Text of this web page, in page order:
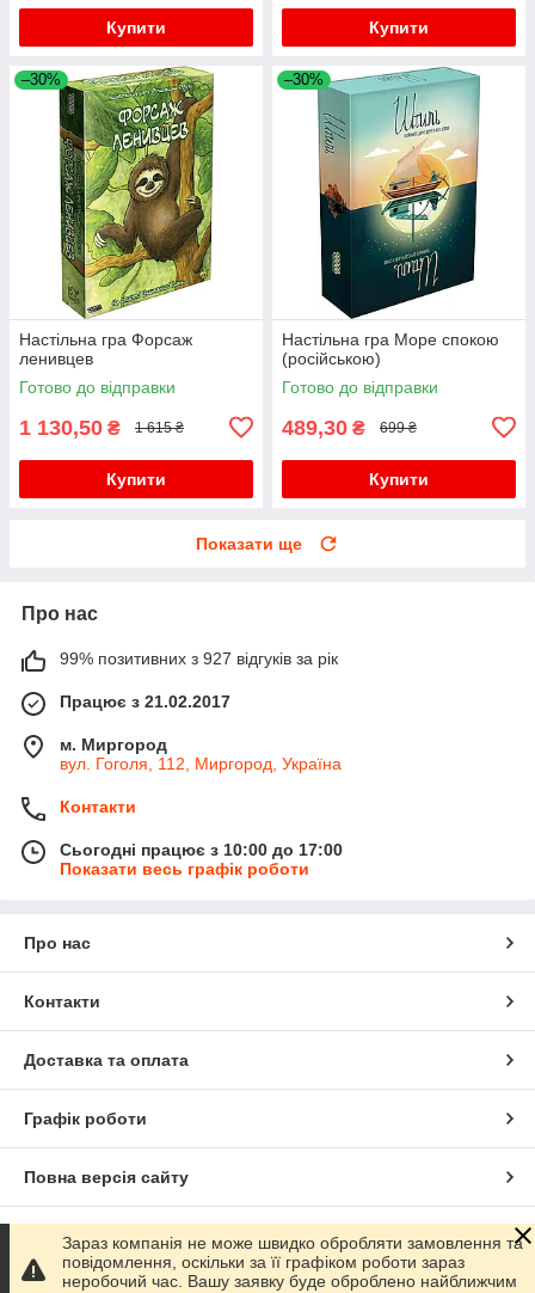
Купити Купити
–30%
Настільна гра Форсаж
ленивцев
Готово до відправки
1 130,50 ₴ 1 615 ₴
Купити
–30%
Настільна гра Море спокою
(російською)
Готово до відправки
489,30 ₴ 699 ₴
Купити
Показати ще
Про нас
99% позитивних з 927 відгуків за рік
Працює з 21.02.2017
м. Миргород
вул. Гоголя, 112, Миргород, Україна
Контакти
Сьогодні працює з 10:00 до 17:00
Показати весь графік роботи
Про нас
Контакти
Доставка та оплата
Графік роботи
Повна версія сайту
Сайт створено на маркетплейсі Prom.ua
Зараз компанія не може швидко обробляти замовлення та
повідомлення, оскільки за її графіком роботи зараз
неробочий час. Вашу заявку буде оброблено найближчим